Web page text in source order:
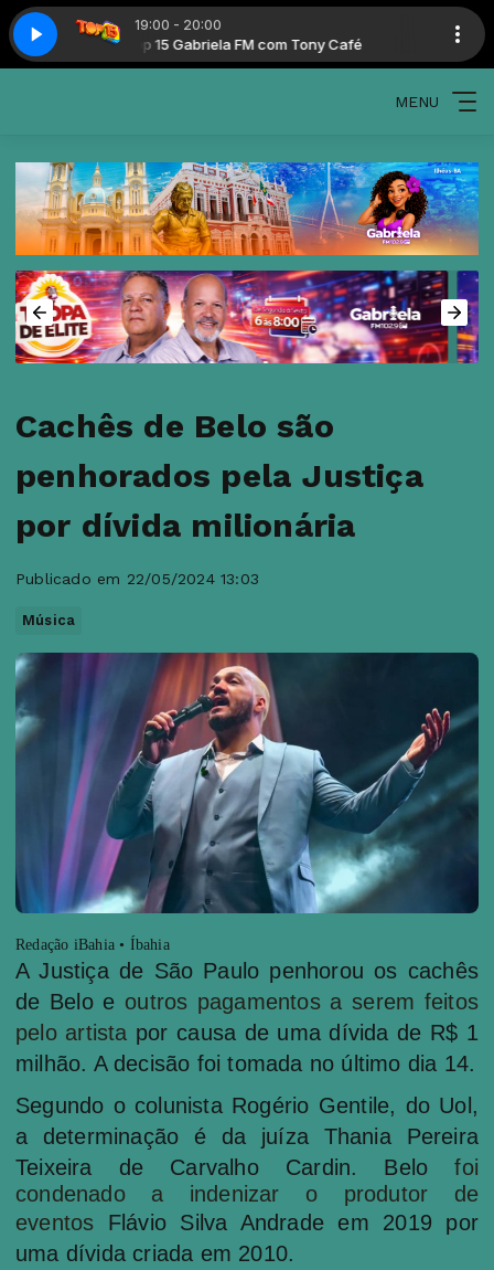
19:00 - 20:00
Top 15 Gabriela FM com Tony Café Top 15 Gabriela
MENU
Cachês de Belo são
penhorados pela Justiça
por dívida milionária
Publicado em 22/05/2024 13:03
Música
Redação iBahia • Íbahia
A Justiça de São Paulo penhorou os cachês
de Belo e outros pagamentos a serem feitos
pelo artista por causa de uma dívida de R$ 1
milhão. A decisão foi tomada no último dia 14.
Segundo o colunista Rogério Gentile, do Uol,
a determinação é da juíza Thania Pereira
Teixeira de Carvalho Cardin. Belofoi
condenado a indenizar o produtor de
eventos Flávio Silva Andrade em 2019 por
uma dívida criada em 2010.